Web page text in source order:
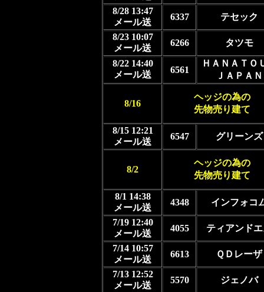
8/28 13:47
メール送
6337
テセック
8/23 10:07
メール送
6266 タツモ
8/22 14:40
メール送
6561
ＨＡＮＡＴＯ
ＪＡＰＡＮ
8/16
ヘッジの為の
先物売り建て
8/15 12:21
メール送
6547 グリーンズ
8/2
ヘッジの為の
先物売り建て
8/1 14:38
メール送
4348
インフォコ
7/19 12:40
メール送
4055
ティアンド
7/14 10:57
メール送
6613
ＱＤレーザ
7/13 12:52
メール送
5570 ジェノバ